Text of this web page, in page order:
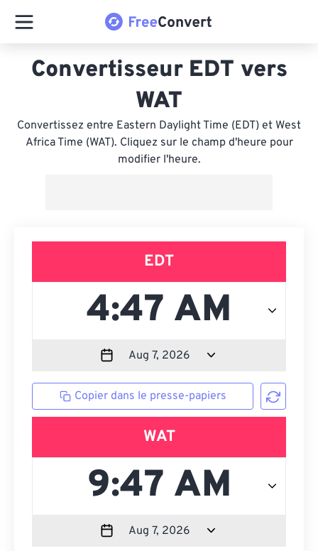
Convertisseur EDT vers
WAT
Convertissez entre Eastern Daylight Time (EDT) et West
Africa Time (WAT). Cliquez sur le champ d'heure pour
modifier l'heure.
EDT
Copier dans le presse-papiers
WAT